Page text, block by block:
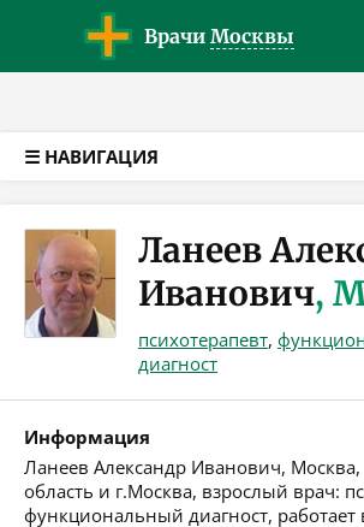
Врачи Москвы
☰ НАВИГАЦИЯ
Ланеев
Иванович,
психотерапевт,
диагност
Информация
Ланеев Александр Иванович, Москва,
область и г.Москва, взрослый врач:
функциональный диагност, работает